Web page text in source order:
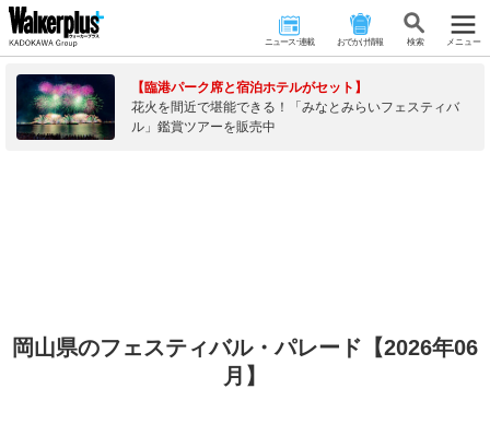
ニュース･連載 おでかけ情報 検 索 メニュー
【臨港パーク席と宿泊ホテルがセット】
花火を間近で堪能できる！「みなとみらいフェスティバ
ル」鑑賞ツアーを販売中
岡山県のフェスティバル・パレード【2026年06
月】